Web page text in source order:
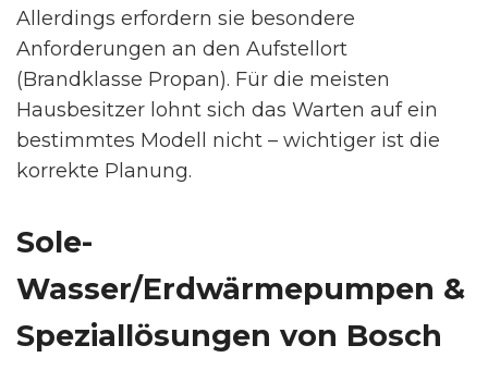
Allerdings erfordern sie besondere
Anforderungen an den Aufstellort
(Brandklasse Propan). Für die meisten
Hausbesitzer lohnt sich das Warten auf ein
bestimmtes Modell nicht – wichtiger ist die
korrekte Planung.
Sole-
Wasser/Erdwärmepumpen &
Speziallösungen von Bosch